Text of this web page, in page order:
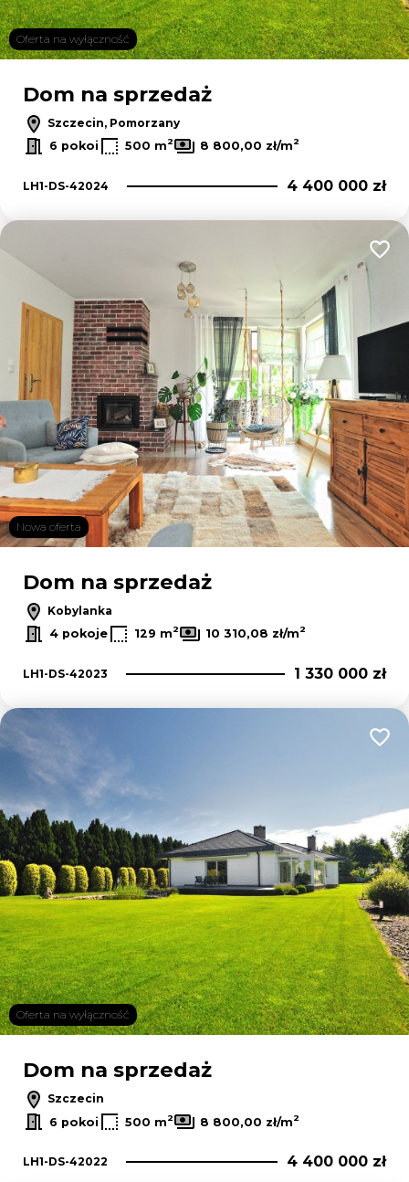
Oferta na wyłączność
Dom na sprzedaż
Szczecin, Pomorzany
6 pokoi
500 m2 8 800,00 zł/m2
LH1-DS-42024 4 400 000 zł
Nowa oferta
Dom na sprzedaż
Kobylanka
4 pokoje
129 m2 10 310,08 zł/m2
LH1-DS-42023 1 330 000 zł
Oferta na wyłączność
Dom na sprzedaż
Szczecin
6 pokoi
500 m2 8 800,00 zł/m2
LH1-DS-42022 4 400 000 zł